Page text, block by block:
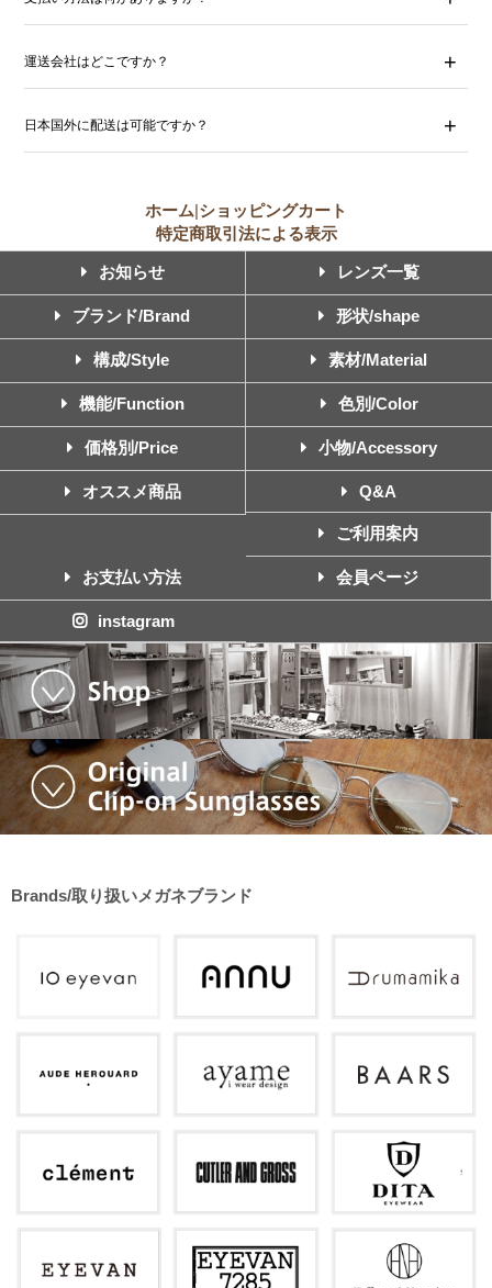
運送会社はどこですか？
日本国外に配送は可能ですか？
ホーム|ショッピングカート
特定商取引法による表示
お知らせ レンズ一覧
ブランド/Brand 形状/shape
構成/Style 素材/Material
機能/Function 色別/Color
価格別/Price 小物/Accessory
オススメ商品 Q&A
ご利用案内
お支払い方法 会員ページ
instagram
Brands/取り扱いメガネブランド